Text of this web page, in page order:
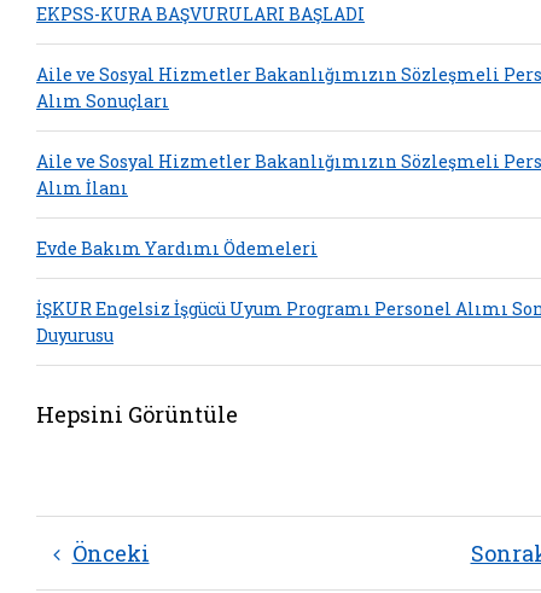
EKPSS-KURA BAŞVURULARI BAŞLADI
Aile ve Sosyal Hizmetler Bakanlığımızın Sözleşmeli
Alım Sonuçları
Aile ve Sosyal Hizmetler Bakanlığımızın Sözleşmeli
Alım İlanı
Evde Bakım Yardımı Ödemeleri
İŞKUR Engelsiz İşgücü Uyum Programı Personel Alımı
Duyurusu
Hepsini Görüntüle
Önceki